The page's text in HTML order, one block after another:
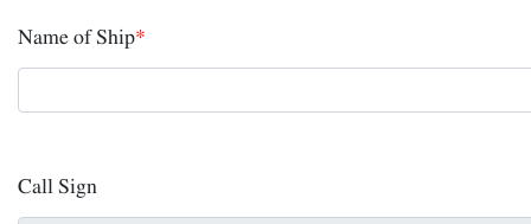
Name of Ship*
Call Sign